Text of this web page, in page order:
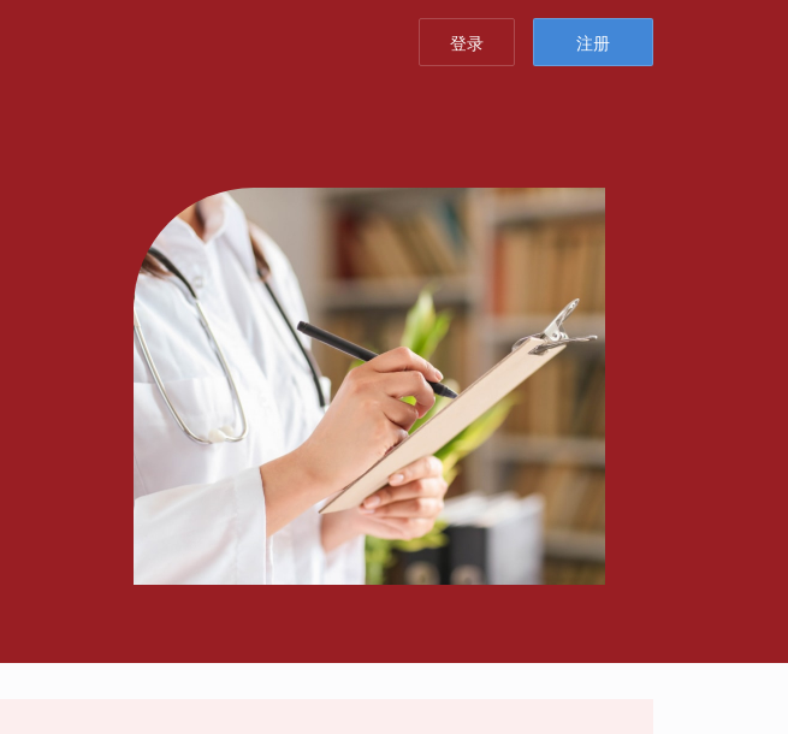
登录 注册